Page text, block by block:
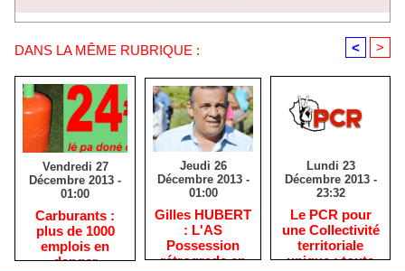
DANS LA MÊME RUBRIQUE : < >
Vendredi 27
Décembre 2013 -
01:00
Carburants :
plus de 1000
emplois en
danger
Jeudi 26
Décembre 2013 -
01:00
Gilles HUBERT
: L'AS
Possession
rétrograde en
Lundi 23
Décembre 2013 -
23:32
Le PCR pour
une Collectivité
territoriale
unique : toute